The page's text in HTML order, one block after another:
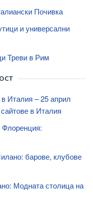
Почивка
и универсални
Треви в Рим
Италия – 25 април
в Италия
Флоренция:
барове, клубове
Модната столица на